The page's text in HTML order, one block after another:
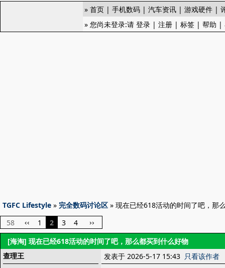
» 首页 | 手机数码 | 汽车资讯 | 游戏硬件 |
» 您尚未登录:请 登录 | 注册 | 标签 | 帮助 |
TGFC Lifestyle » 完全数码讨论区 » 现在已经618活动的时间了吧，那
58
‹‹ 1 2 3 4 ››
[海淘] 现在已经618活动的时间了吧，那么都买到什么好物
查理王
发表于 2026-5-17 15:43 只看该作者